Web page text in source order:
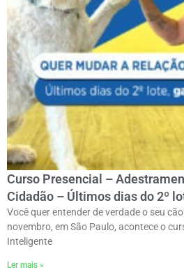
Curso Presencial –
Cidadão – Últimos dias do 2º
Você quer entender de verdade o seu
novembro, em São Paulo, acontece o
Inteligente
Ler mais »